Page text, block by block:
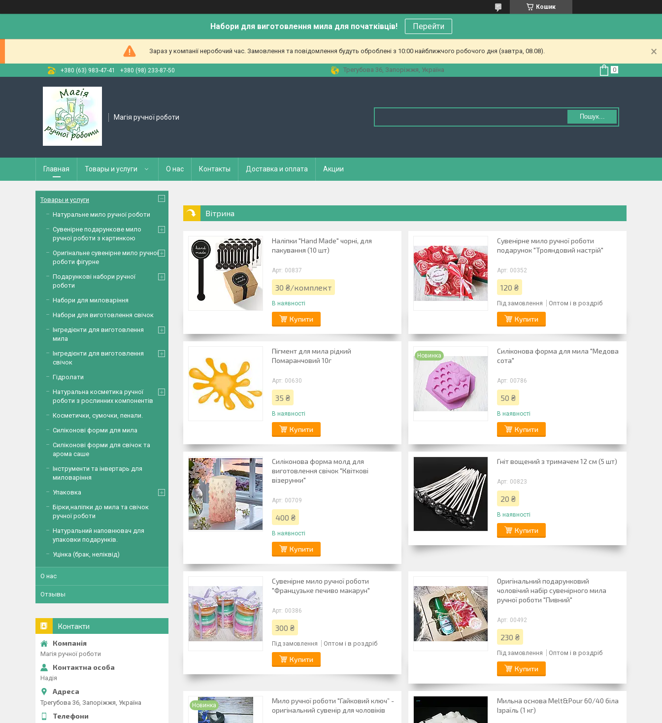
Кошик
Набори для виготовлення мила для початківців! Перейти
Зараз у компанії неробочий час. Замовлення та повідомлення будуть оброблені з 10:00 найближчого робочого дня (завтра, 08.08).
+380 (63) 983-47-41 +380 (98) 233-87-50 Трегубова 36, Запоріжжя, Україна
Магія ручної роботи Пошук...
Главная Товары и услуги О нас Контакты Доставка и оплата Акции
Вітрина
Наліпки "Hand Made" чорні, для
пакування (10 шт)
00837
30 ₴/комплект
В наявності
Купити
Сувенірне мило ручної роботи
подарунок "Трояндовий настрій"
00352
120 ₴
Під замовлення Оптом і в роздріб
Купити
Пігмент для мила рідкий
Помаранчовий 10г
00630
35 ₴
В наявності
Купити
Новинка
Силіконова форма для мила "Медова
сота"
00786
50 ₴
В наявності
Купити
Силіконова форма молд для
виготовлення свічок "Квіткові
візерунки"
00709
400 ₴
В наявності
Купити
Гніт вощений з тримачем 12 см (5 шт)
00823
20 ₴
В наявності
Купити
Сувенірне мило ручної роботи
"Французьке печиво макарун"
00386
300 ₴
Під замовлення Оптом і в роздріб
Купити
Оригінальний подарунковий
чоловічий набір сувенірного мила
ручної роботи "Пивний"
00492
230 ₴
Під замовлення Оптом і в роздріб
Купити
Новинка
Мило ручної роботи "Гайковий ключ” -
оригінальний сувенір для чоловіків
Мильна основа Melt&Pour 60/40 біла
Ізраїль (1 кг)
Товары и услуги
Натуральне мило ручної роботи
Сувенірне подарункове мило
ручної роботи з картинкою
Оригінальне сувенірне мило ручної
роботи фігурне
Подарункові набори ручної
роботи
Набори для миловаріння
Набори для виготовлення свічок
Інгредієнти для виготовлення
мила
Інгредієнти для виготовлення
свічок
Гідролати
Натуральна косметика ручної
роботи з рослинних компонентів
Косметички, сумочки, пенали.
Силіконові форми для мила
Силіконові форми для свічок та
арома саше
Інструменти та інвертарь для
миловаріння
Упаковка
Бірки,наліпки до мила та свічок
ручної роботи
Натуральний наповнювач для
упаковки подарунків.
Уцінка (брак, неліквід)
О нас
Отзывы
Контакти
Магія ручної роботи
Надія
Трегубова 36, Запоріжжя, Україна